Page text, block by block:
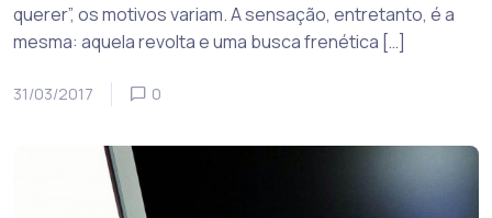
querer”, os motivos variam. A sensação, entretanto, é a
mesma: aquela revolta e uma busca frenética […]
31/03/2017 0